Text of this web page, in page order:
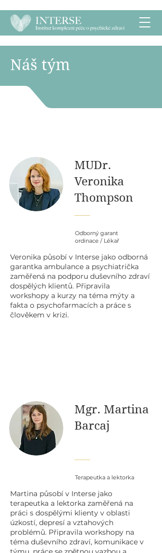
Náš tým
MUDr.
Veronika
Thompson
Odborný garant
ordinace / Lékař
Veronika působí v Interse jako odborná
garantka ambulance a psychiatrička
zaměřená na podporu duševního zdraví
dospělých klientů. Připravila
workshopy a kurzy na téma mýty a
fakta o psychofarmacích a práce s
člověkem v krizi.
Mgr. Martina
Barcaj
Terapeutka a lektorka
Martina působí v Interse jako
terapeutka a lektorka zaměřená na
práci s dospělými klienty v oblasti
úzkostí, depresí a vztahových
problémů. Připravila workshopy na
téma duševního zdraví, komunikace v